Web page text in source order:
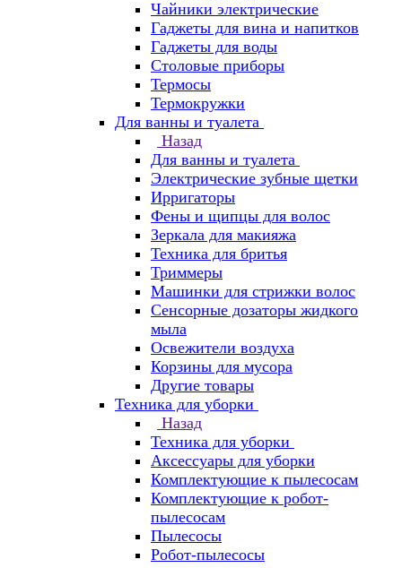
Чайники электрические
Гаджеты для вина и напитков
Гаджеты для воды
Столовые приборы
Термосы
Термокружки
Для ванны и туалета
Назад
Для ванны и туалета
Электрические зубные щетки
Ирригаторы
Фены и щипцы для волос
Зеркала для макияжа
Техника для бритья
Триммеры
Машинки для стрижки волос
Сенсорные дозаторы жидкого
мыла
Освежители воздуха
Корзины для мусора
Другие товары
Техника для уборки
Назад
Техника для уборки
Аксессуары для уборки
Комплектующие к пылесосам
Комплектующие к робот-
пылесосам
Пылесосы
Робот-пылесосы